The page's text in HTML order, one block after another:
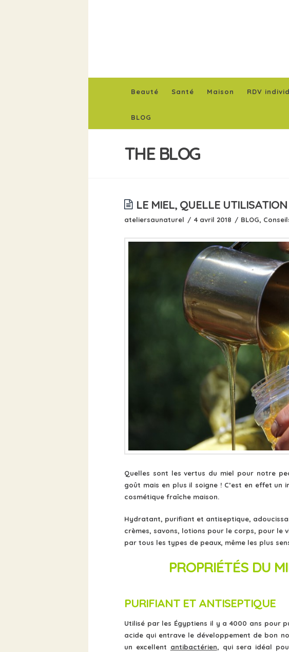
Beauté Santé Maison RDV
BLOG
THE BLOG
LE MIEL, QUELLE
ateliersaunaturel 4 avril 2018 BLOG,
Quelles sont les vertus du miel pour notre
goût mais en plus il soigne ! C’est en effet
cosmétique fraîche maison.
Hydratant, purifiant et antiseptique,
crèmes, savons, lotions pour le corps, pour le
par tous les types de peaux, même les plus
PROPRIÉTÉS DU
PURIFIANT ET ANTISEPTIQUE
Utilisé par les Égyptiens il y a 4000 ans pour
acide qui entrave le développement de bon
un excellent antibactérien, qui sera idéal